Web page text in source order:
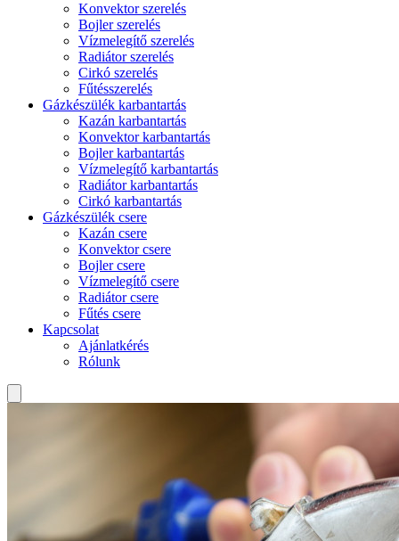
Konvektor szerelés
Bojler szerelés
Vízmelegítő szerelés
Radiátor szerelés
Cirkó szerelés
Fűtésszerelés
Gázkészülék karbantartás
Kazán karbantartás
Konvektor karbantartás
Bojler karbantartás
Vízmelegítő karbantartás
Radiátor karbantartás
Cirkó karbantartás
Gázkészülék csere
Kazán csere
Konvektor csere
Bojler csere
Vízmelegítő csere
Radiátor csere
Fűtés csere
Kapcsolat
Ajánlatkérés
Rólunk